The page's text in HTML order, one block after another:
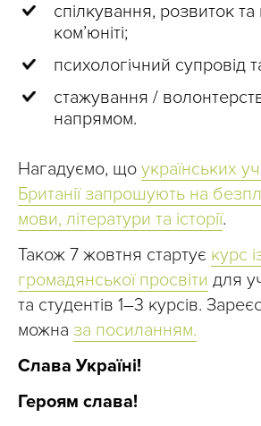
спілкування, розвиток та
ком’юніті;
психологічний супровід
стажування /
напрямом.
Нагадуємо, що українських
Британії запрошують на
мови, літератури та історії.
Також 7 жовтня стартує курс
громадянської просвіти для
та студентів 1–3 курсів.
можна за посиланням.
Слава Україні!
Героям слава!